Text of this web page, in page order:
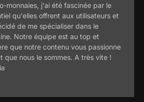
monnaies, j'ai été fascinée par le
qu'elles offrent aux utilisateurs et
de me spécialiser dans le
Notre équipe est au top et
que notre contenu vous passionne
que nous le sommes. A très vite !